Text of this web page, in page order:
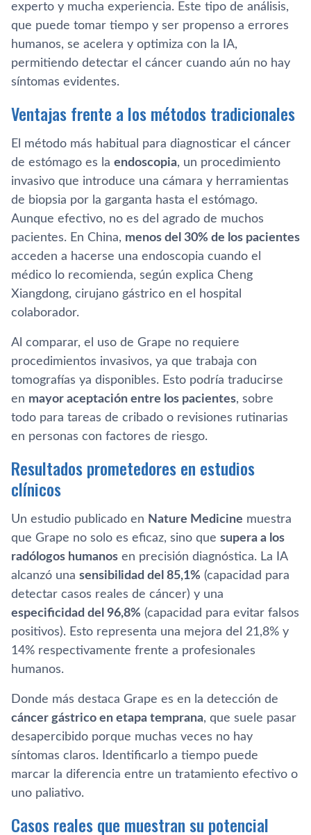
experto y mucha experiencia. Este tipo de análisis,
que puede tomar tiempo y ser propenso a errores
humanos, se acelera y optimiza con la IA,
permitiendo detectar el cáncer cuando aún no hay
síntomas evidentes.
Ventajas frente a los métodos tradicionales
El método más habitual para diagnosticar el cáncer
de estómago es la endoscopia, un procedimiento
invasivo que introduce una cámara y herramientas
de biopsia por la garganta hasta el estómago.
Aunque efectivo, no es del agrado de muchos
pacientes. En China, menos del 30% de los pacientes
acceden a hacerse una endoscopia cuando el
médico lo recomienda, según explica Cheng
Xiangdong, cirujano gástrico en el hospital
colaborador.
Al comparar, el uso de Grape no requiere
procedimientos invasivos, ya que trabaja con
tomografías ya disponibles. Esto podría traducirse
en mayor aceptación entre los pacientes, sobre
todo para tareas de cribado o revisiones rutinarias
en personas con factores de riesgo.
Resultados prometedores en estudios
clínicos
Un estudio publicado en Nature Medicine muestra
que Grape no solo es eficaz, sino que supera a los
radólogos humanos en precisión diagnóstica. La IA
alcanzó una sensibilidad del 85,1% (capacidad para
detectar casos reales de cáncer) y una
especificidad del 96,8% (capacidad para evitar falsos
positivos). Esto representa una mejora del 21,8% y
14% respectivamente frente a profesionales
humanos.
Donde más destaca Grape es en la detección de
cáncer gástrico en etapa temprana, que suele pasar
desapercibido porque muchas veces no hay
síntomas claros. Identificarlo a tiempo puede
marcar la diferencia entre un tratamiento efectivo o
uno paliativo.
Casos reales que muestran su potencial